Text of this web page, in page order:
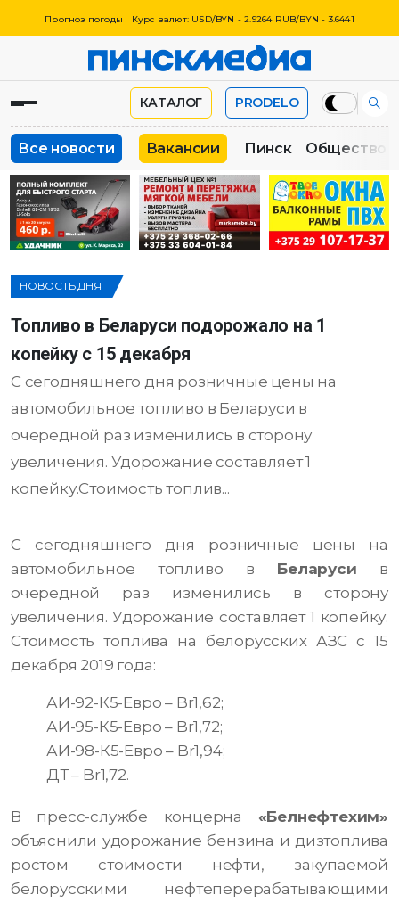
Прогноз погоды Курс валют: USD/BYN - 2.9264 RUB/BYN - 3.6441
КАТАЛОГ PRODELO
Все новости Вакансии Пинск Общество
НОВОСТЬ ДНЯ
Топливо в Беларуси подорожало на 1
копейку с 15 декабря
С сегодняшнего дня розничные цены на
автомобильное топливо в Беларуси в
очередной раз изменились в сторону
увеличения. Удорожание составляет 1
копейку.Стоимость топлив...
С сегодняшнего дня розничные цены на
автомобильное топливо в Беларуси в
очередной раз изменились в сторону
увеличения. Удорожание составляет 1 копейку.
Стоимость топлива на белорусских АЗС с 15
декабря 2019 года:
АИ-92-К5-Евро – Br1,62;
АИ-95-К5-Евро – Br1,72;
АИ-98-К5-Евро – Br1,94;
ДТ – Br1,72.
В пресс-службе концерна «Белнефтехим»
объяснили удорожание бензина и дизтоплива
ростом стоимости нефти, закупаемой
белорусскими нефтеперерабатывающими